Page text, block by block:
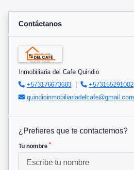
Contáctanos
Inmobiliaria del Cafe Quindio
+573176673683 |
+573155291002
quindioinmobiliariadelcafe@gmail.com
¿Prefieres que te contactemos?
Tu nombre *